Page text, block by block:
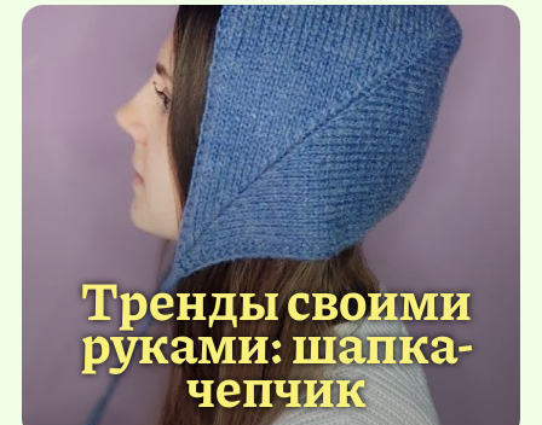
Тренды своими
руками: шапка-
чепчик